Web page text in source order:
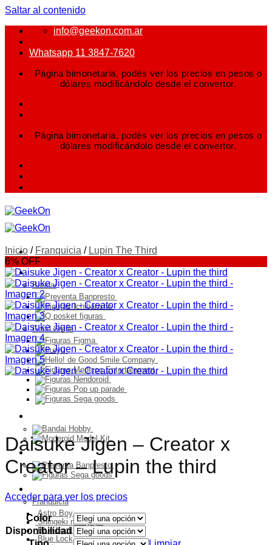
Saltar al contenido
info@geekon.com.ar
Whatsapp 11 3847-7620
Página bimonetaria, podés ver los precios en pesos o
dólares modificándolo desde el convertor.
Página bimonetaria, podés ver los precios en pesos o
dólares modificándolo desde el convertor.
FIGURAS
Bandai
Good Smile
PELUCHES
Franquicia
Astro Boy
Shingeki no Kyojin
Blue Lock
Blue Lock
Inicio / Franquicia / Lupin The Third
6% OFF
Daisuke Jigen – Creator x
Creator – Lupin the third
Acceder para ver los precios
Color
Disponibilidad